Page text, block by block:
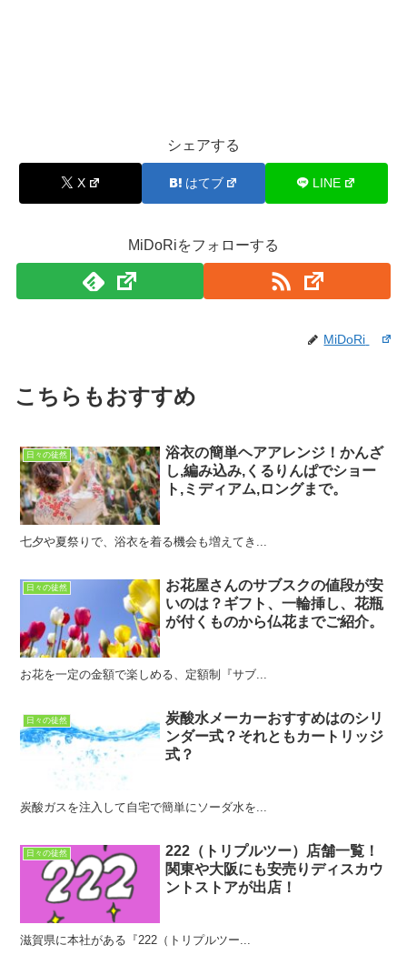
シェアする
X はてブ LINE
MiDoRiをフォローする
MiDoRi
こちらもおすすめ
日々の徒然
浴衣の簡単ヘアアレンジ！かんざ
し,編み込み,くるりんぱでショー
ト,ミディアム,ロングまで。
七夕や夏祭りで、浴衣を着る機会も増えてき...
日々の徒然
お花屋さんのサブスクの値段が安
いのは？ギフト、一輪挿し、花瓶
が付くものから仏花までご紹介。
お花を一定の金額で楽しめる、定額制『サブ...
日々の徒然
炭酸水メーカーおすすめはのシリ
ンダー式？それともカートリッジ
式？
炭酸ガスを注入して自宅で簡単にソーダ水を...
日々の徒然
222（トリプルツー）店舗一覧！
関東や大阪にも安売りディスカウ
ントストアが出店！
滋賀県に本社がある『222（トリプルツー...